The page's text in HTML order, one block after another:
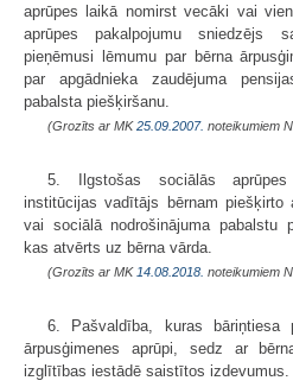
aprūpes laikā nomirst vecāki vai
aprūpes pakalpojumu sniedzējs
pieņēmusi lēmumu par bērna
par apgādnieka zaudējuma
pabalsta piešķiršanu.
(Grozīts ar MK25.09.2007. noteikumiem
5. Ilgstošas sociālās
institūcijas vadītājs bērnam piešķirto
vai sociālā nodrošinājuma pabalstu
kas atvērts uz bērna vārda.
(Grozīts ar MK 14.08.2018. noteikumiem
6. Pašvaldība, kuras bāriņtiesa
ārpusģimenes aprūpi, sedz ar
izglītības iestādē saistītos izdevumus.